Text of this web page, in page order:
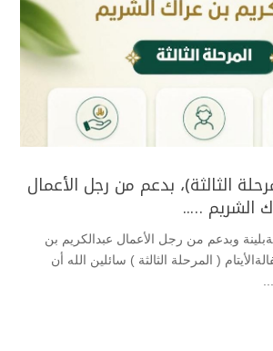
الثالثة)، بدعم من رجل الأعمال
الشريم …..
‏وبدعم من رجل الأعمال عبدالكريم بن
‏( المرحلة الثالثة ) ‏سائلين الله أن